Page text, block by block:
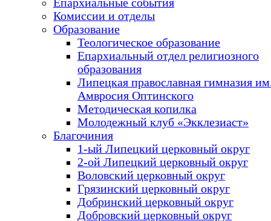
Епархиальные события
Комиссии и отделы
Образование
Теологическое образование
Епархиальный отдел религиозного
образования
Липецкая православная гимназия
Амвросия Оптинского
Методическая копилка
Молодежный клуб «Экклезиаст»
Благочиния
1-ый Липецкий церковный округ
2-ой Липецкий церковный округ
Воловский церковный округ
Грязинский церковный округ
Добринский церковный округ
Добровский церковный округ